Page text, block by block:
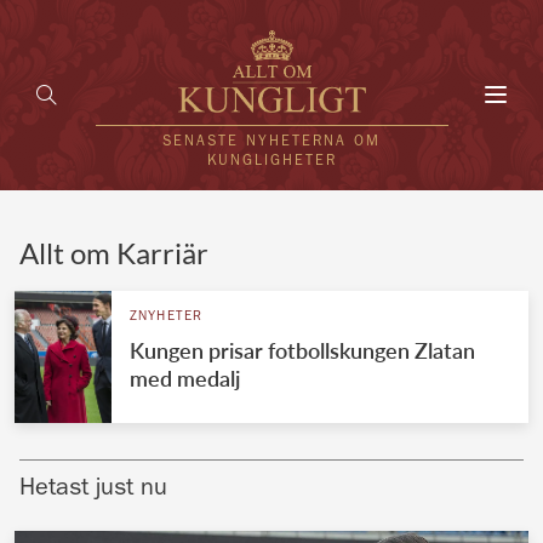
SENASTE NYHETERNA OM
KUNGLIGHETER
UTLÄNDSKT
VÄRLDENS KUNGAHUS
Brittiska kungahuset
Allt om Karriär
ZNYHETER
Kungen prisar fotbollskungen Zlatan
med medalj
Hetast just nu